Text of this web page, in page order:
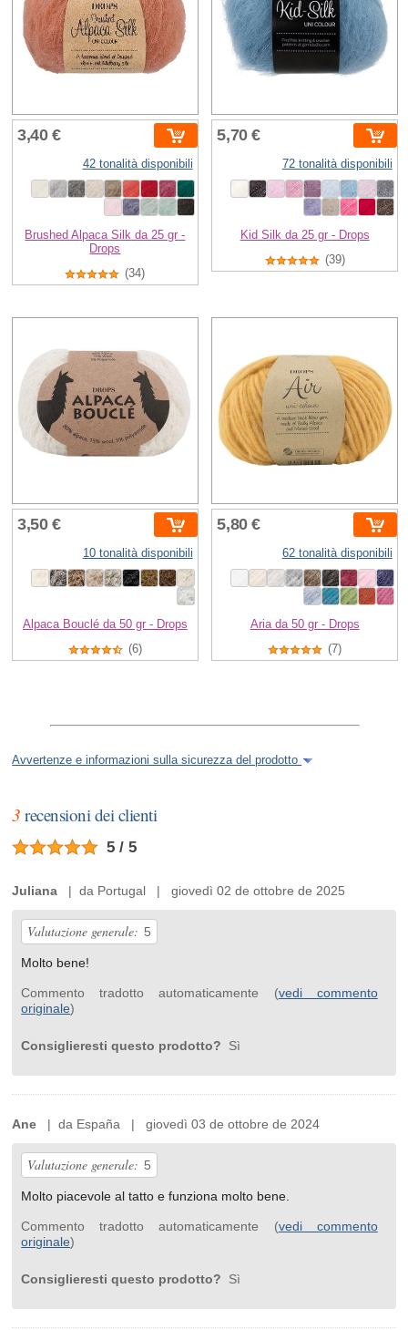
3,40 €
42 tonalità disponibili
Brushed Alpaca Silk da 25 gr -
Drops
(34)
5,70 €
72 tonalità disponibili
Kid Silk da 25 gr - Drops
(39)
3,50 €
10 tonalità disponibili
Alpaca Bouclé da 50 gr - Drops
(6)
5,80 €
62 tonalità disponibili
Aria da 50 gr - Drops
(7)
Avvertenze e informazioni sulla sicurezza del prodotto
3 recensioni dei clienti
5 / 5
Juliana | da Portugal | giovedì 02 de ottobre de 2025
Valutazione generale: 5
Molto bene!
Commento tradotto automaticamente (vedi commento
originale)
Consiglieresti questo prodotto? Sì
Ane | da España | giovedì 03 de ottobre de 2024
Valutazione generale: 5
Molto piacevole al tatto e funziona molto bene.
Commento tradotto automaticamente (vedi commento
originale)
Consiglieresti questo prodotto? Sì